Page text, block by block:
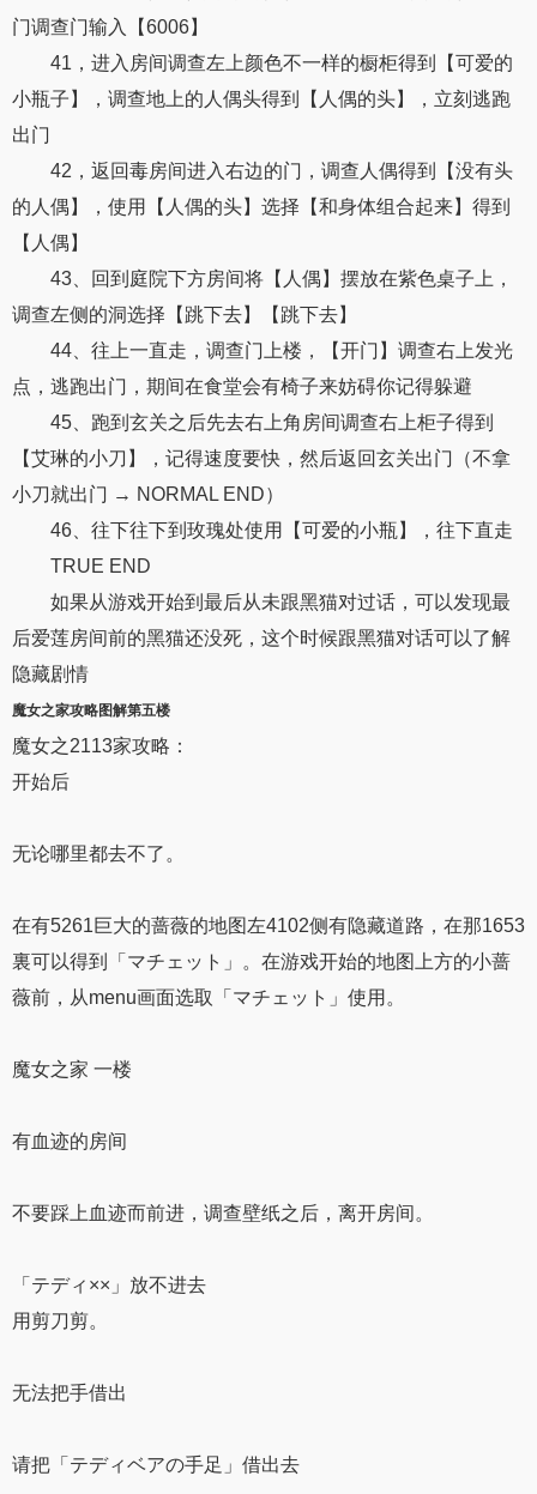
门调查门输入【6006】
41，进入房间调查左上颜色不一样的橱柜得到【可爱的
小瓶子】，调查地上的人偶头得到【人偶的头】，立刻逃跑
出门
42，返回毒房间进入右边的门，调查人偶得到【没有头
的人偶】，使用【人偶的头】选择【和身体组合起来】得到
【人偶】
43、回到庭院下方房间将【人偶】摆放在紫色桌子上，
调查左侧的洞选择【跳下去】【跳下去】
44、往上一直走，调查门上楼，【开门】调查右上发光
点，逃跑出门，期间在食堂会有椅子来妨碍你记得躲避
45、跑到玄关之后先去右上角房间调查右上柜子得到
【艾琳的小刀】，记得速度要快，然后返回玄关出门（不拿
小刀就出门 → NORMAL END）
46、往下往下到玫瑰处使用【可爱的小瓶】，往下直走
TRUE END
如果从游戏开始到最后从未跟黑猫对过话，可以发现最
后爱莲房间前的黑猫还没死，这个时候跟黑猫对话可以了解
隐藏剧情
魔女之家攻略图解第五楼
魔女之2113家攻略：
开始后
无论哪里都去不了。
在有5261巨大的蔷薇的地图左4102侧有隐藏道路，在那1653
裏可以得到「マチェット」。在游戏开始的地图上方的小蔷
薇前，从menu画面选取「マチェット」使用。
魔女之家 一楼
有血迹的房间
不要踩上血迹而前进，调查壁纸之后，离开房间。
「テディ××」放不进去
用剪刀剪。
无法把手借出
请把「テディベアの手足」借出去